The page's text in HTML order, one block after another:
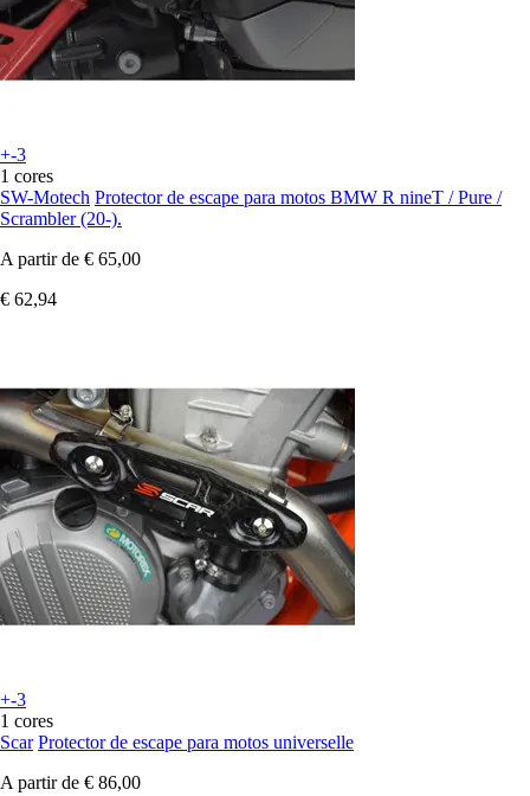
+-3
1 cores
SW-Motech Protector de escape para motos BMW R nineT / Pure /
Scrambler (20-).
A partir de € 65,00
€ 62,94
+-3
1 cores
Scar Protector de escape para motos universelle
A partir de € 86,00